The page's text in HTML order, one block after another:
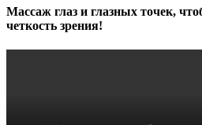
Массаж глаз и глазных точек,
четкость зрения!